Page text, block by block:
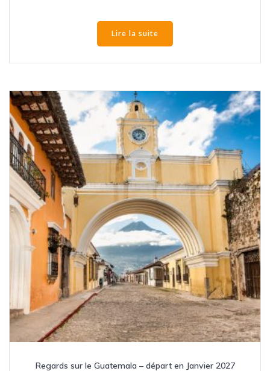
Lire la suite
Regards sur le Guatemala – départ en Janvier 2027